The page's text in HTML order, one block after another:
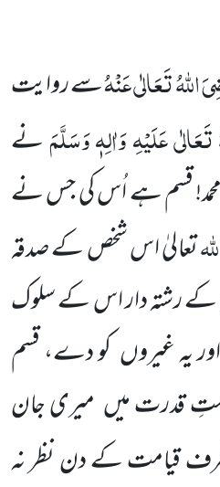
اللّٰہُ تَعَالٰی عَنْہُسے روایت
عَلَیْہِ وَاٰلِہٖ وَسَلَّمَنے
قسم ہے اُس کی جس نے
تعالیٰ اس شخص کے صدقہ
کے رشتہ دار اس کے سلوک
یہ غیروں کو دے، قسم
قدرت میں میری جان
قیامت کے دن نظر نہ